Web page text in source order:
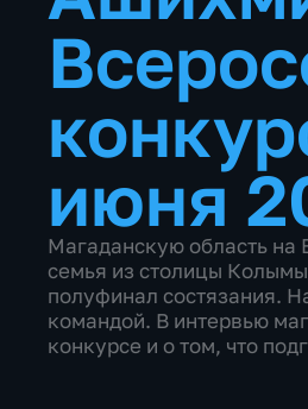
июня
Магаданскую область на
семья из столицы
полуфинал состязания.
командой. В интервью
конкурсе и о том, что